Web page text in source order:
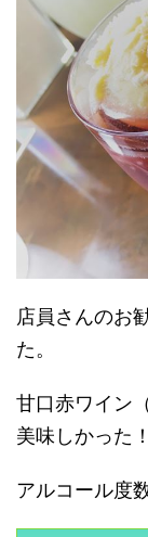
店員さんのお
た。
甘口赤ワイン
美味しかった！
アルコール度